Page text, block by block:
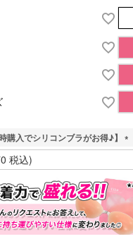
時購入でシリコンブラがお得♪】
(
必
須
)